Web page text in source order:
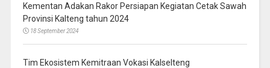
Kementan Adakan Rakor Persiapan Kegiatan Cetak Sawah
Provinsi Kalteng tahun 2024
18 September 2024
Tim Ekosistem Kemitraan Vokasi Kalselteng